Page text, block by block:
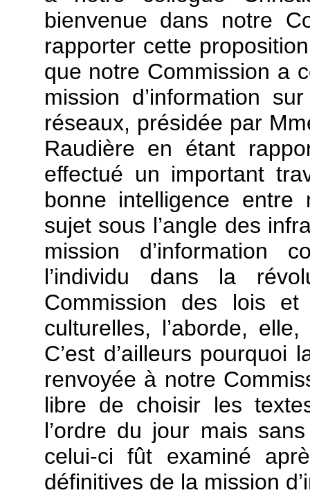
bienvenue dans notre
rapporter cette
que notre Commission a
mission d’information
réseaux, présidée par
Raudière en étant
effectué un important
bonne intelligence
sujet sous l’angle des
mission d’information
l’individu dans la
Commission des lois
culturelles, l’aborde,
C’est d’ailleurs
renvoyée à notre
libre de choisir les
l’ordre du jour mais
celui-ci fût examiné
définitives de la mission